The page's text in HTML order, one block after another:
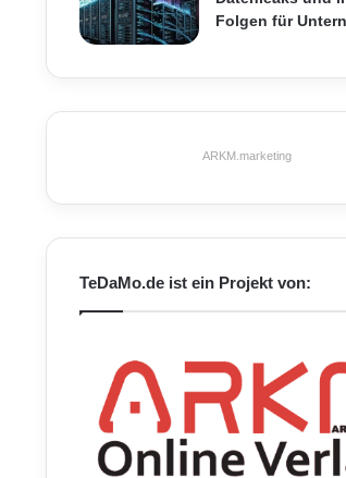
Folgen für
ARKM.marketing
TeDaMo.de ist ein Projekt von: